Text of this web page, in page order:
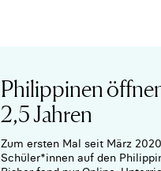
Philippinen
2,5 Jahren
Zum ersten Mal seit März
Schüler*innen auf den